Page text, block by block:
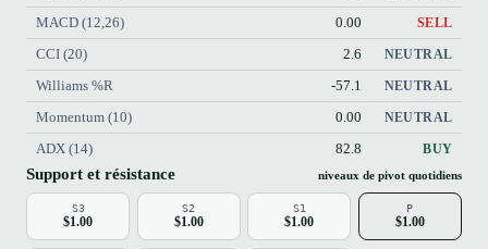
MACD (12,26) 0.00 SELL
CCI (20) 2.6 NEUTRAL
Williams %R -57.1 NEUTRAL
Momentum (10) 0.00 NEUTRAL
ADX (14) 82.8 BUY
Support et résistance niveaux de pivot quotidiens
S3
$1.00
S2
$1.00
S1
$1.00
P
$1.00